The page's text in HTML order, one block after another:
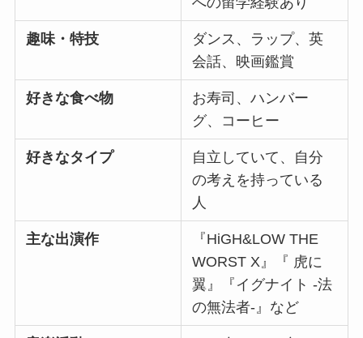
趣味・特技
ダンス、ラップ、英
会話、映画鑑賞
好きな食べ物
お寿司、ハンバー
グ、コーヒー
好きなタイプ
自立していて、自分
の考えを持っている
人
主な出演作
『HiGH&LOW THE
WORST X』『 虎に
翼』『イグナイト -法
の無法者-』など